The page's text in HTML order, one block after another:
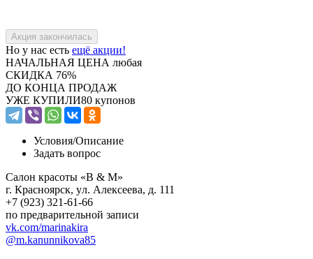
Но у нас есть ещё акции!
НАЧАЛЬНАЯ ЦЕНА любая
СКИДКА 76%
ДО КОНЦА ПРОДАЖ
УЖЕ КУПИЛИ80 купонов
Условия/Описание
Задать вопрос
Салон красоты «B & M»
г. Красноярск, yл. Алексеева, д. 111
+7 (923) 321-61-66
по предварительной записи
vk.com/marinakira
@m.kanunnikova85